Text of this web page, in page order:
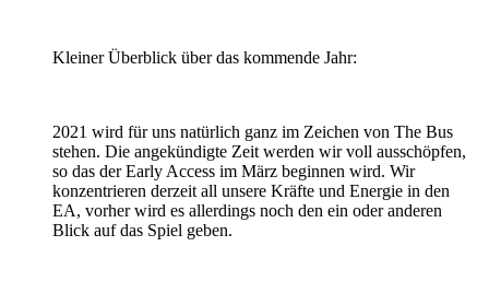
Kleiner Überblick über das kommende Jahr:
2021 wird für uns natürlich ganz im Zeichen von The Bus
stehen. Die angekündigte Zeit werden wir voll ausschöpfen,
so das der Early Access im März beginnen wird. Wir
konzentrieren derzeit all unsere Kräfte und Energie in den
EA, vorher wird es allerdings noch den ein oder anderen
Blick auf das Spiel geben.